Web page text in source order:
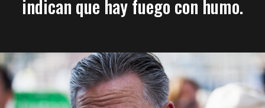
indican que hay fuego con humo.